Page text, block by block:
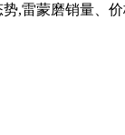
,雷蒙磨销量、